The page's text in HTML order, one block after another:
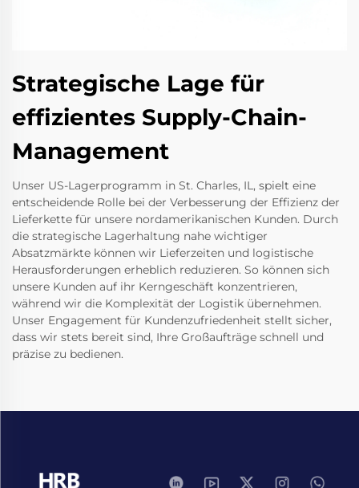
Strategische Lage für
effizientes Supply-Chain-
Management
Unser US-Lagerprogramm in St. Charles, IL, spielt eine
entscheidende Rolle bei der Verbesserung der Effizienz der
Lieferkette für unsere nordamerikanischen Kunden. Durch
die strategische Lagerhaltung nahe wichtiger
Absatzmärkte können wir Lieferzeiten und logistische
Herausforderungen erheblich reduzieren. So können sich
unsere Kunden auf ihr Kerngeschäft konzentrieren,
während wir die Komplexität der Logistik übernehmen.
Unser Engagement für Kundenzufriedenheit stellt sicher,
dass wir stets bereit sind, Ihre Großaufträge schnell und
präzise zu bedienen.